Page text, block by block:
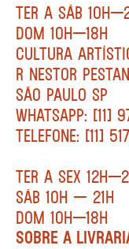
TER A SÁB
DOM 10H—18H
CULTURA
R NESTOR
SÃO PAULO SP
WHATSAPP: [11]
TELEFONE: [11]
TER A SEX
SÁB 10H — 21H
DOM 10H—18H
SOBRE A